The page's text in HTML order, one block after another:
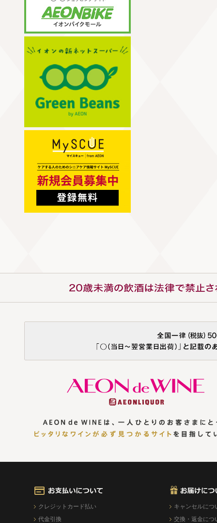
クレジットカード払い
代金引換
キャンセルにつ
交換・返金につ